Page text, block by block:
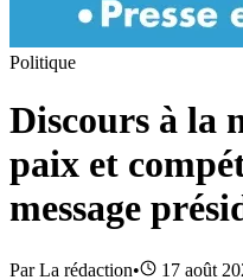
Politique
Discours à la
paix et
message
ParLa rédaction• 17 août